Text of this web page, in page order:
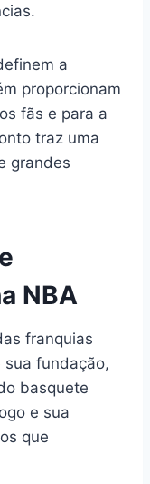
a
proporcionam
fãs e para a
traz uma
grandes
NBA
franquias
sua fundação,
basquete
e sua
que